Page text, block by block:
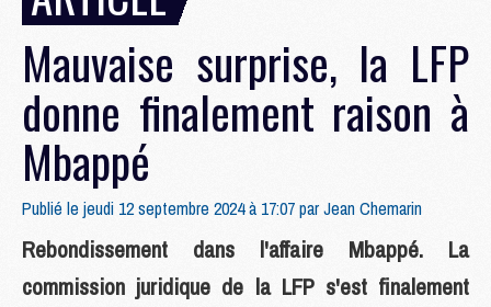
Mauvaise surprise, la LFP
donne finalement raison à
Mbappé
Publié le jeudi 12 septembre 2024 à 17:07 parJean Chemarin
Rebondissement dans l'affaire Mbappé. La
commission juridique de la LFP s'est finalement